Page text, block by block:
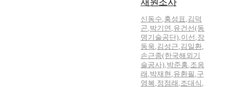
재원조사
신동수,홍성표,김덕
곤,박기연 ,유건선(동
명기술공단),이선 ,장
동욱,김성근,김일환,
손근종(한국해외기
술공사),박준홍,조응
래 ,박재현 ,유환필 ,구
영복,정점래 ,조대식 ,